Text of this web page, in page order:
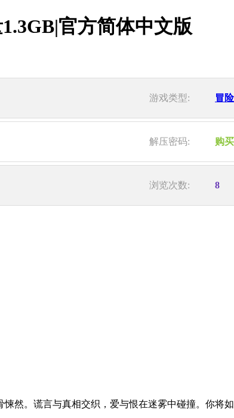
官方简体中文版
游戏类型: 冒
解压密码: 购
浏览次数: 8
然。谎言与真相交织，爱与恨在迷雾中碰撞。你